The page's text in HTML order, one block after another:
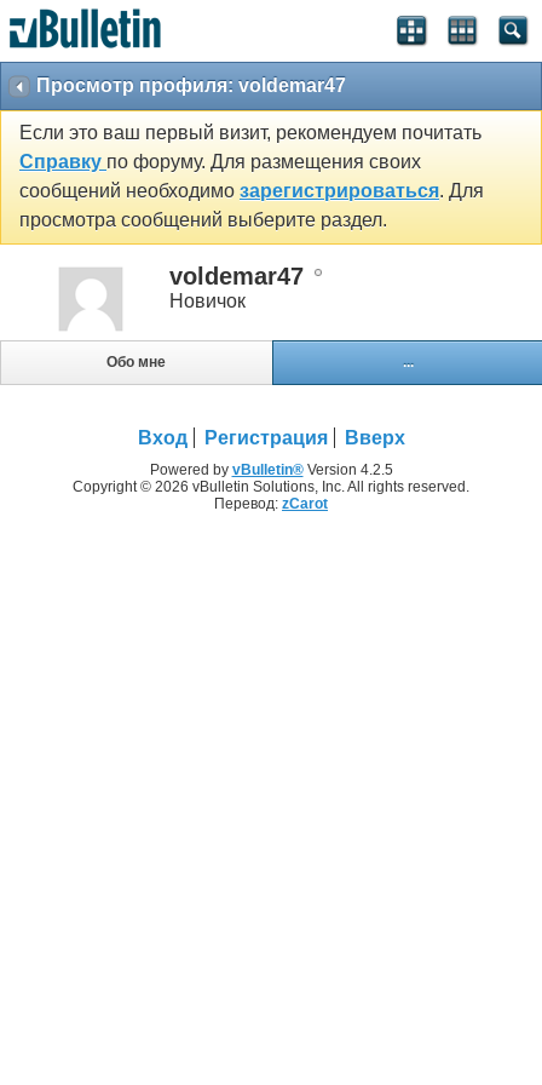
Просмотр профиля: voldemar47
Если это ваш первый визит, рекомендуем почитать
Справку по форуму. Для размещения своих
сообщений необходимо зарегистрироваться. Для
просмотра сообщений выберите раздел.
voldemar47
Новичок
Обо мне ...
Вход Регистрация Вверх
Powered by vBulletin®Version 4.2.5
Copyright © 2026 vBulletin Solutions, Inc. All rights reserved.
Перевод: zCarot